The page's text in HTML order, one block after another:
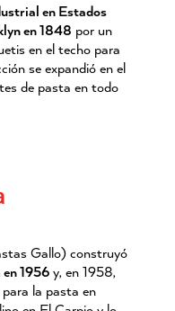
en Estados
en 1848 por un
en el techo para
se expandió en el
de pasta en todo
Gallo) construyó
1956y, en 1958,
la pasta en